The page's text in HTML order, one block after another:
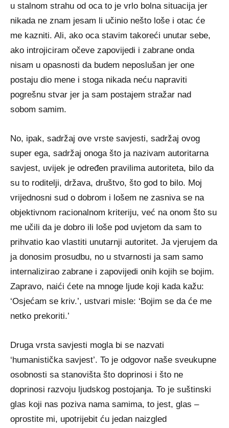
u stalnom strahu od oca to je vrlo bolna situacija jer
nikada ne znam jesam li učinio nešto loše i otac će
me kazniti. Ali, ako oca stavim takoreći unutar sebe,
ako introjiciram očeve zapovijedi i zabrane onda
nisam u opasnosti da budem neposlušan jer one
postaju dio mene i stoga nikada neću napraviti
pogrešnu stvar jer ja sam postajem stražar nad
sobom samim.
No, ipak, sadržaj ove vrste savjesti, sadržaj ovog
super ega, sadržaj onoga što ja nazivam autoritarna
savjest, uvijek je određen pravilima autoriteta, bilo da
su to roditelji, država, društvo, što god to bilo. Moj
vrijednosni sud o dobrom i lošem ne zasniva se na
objektivnom racionalnom kriteriju, već na onom što su
me učili da je dobro ili loše pod uvjetom da sam to
prihvatio kao vlastiti unutarnji autoritet. Ja vjerujem da
ja donosim prosudbu, no u stvarnosti ja sam samo
internalizirao zabrane i zapovijedi onih kojih se bojim.
Zapravo, naići ćete na mnoge ljude koji kada kažu:
‘Osjećam se kriv.’, ustvari misle: ‘Bojim se da će me
netko prekoriti.’
Druga vrsta savjesti mogla bi se nazvati
‘humanistička savjest’. To je odgovor naše sveukupne
osobnosti sa stanovišta što doprinosi i što ne
doprinosi razvoju ljudskog postojanja. To je suštinski
glas koji nas poziva nama samima, to jest, glas –
oprostite mi, upotrijebit ću jedan naizgled